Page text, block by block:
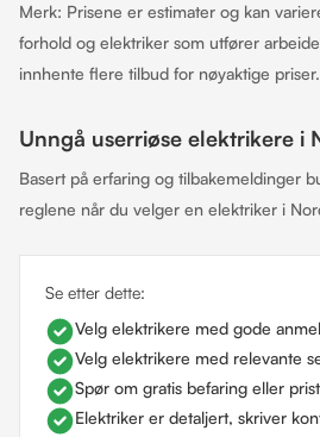
Merk: Prisene er estimater og kan
forhold og elektriker som utfører
innhente flere tilbud for nøyaktige priser.
Unngå userriøse elektrikere i
Basert på erfaring og tilbakemeldinger
reglene når du velger en elektriker i
Se etter dette:
Velg elektrikere med gode
Velg elektrikere med relevante
Spør om gratis befaring eller
Elektriker er detaljert, skriver